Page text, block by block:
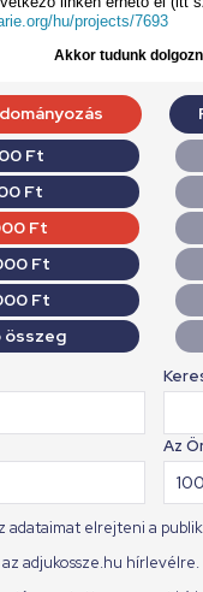
hu/projects/7693
Akkor tudunk